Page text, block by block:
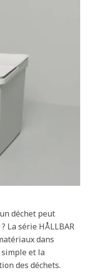
déchet peut
La série HÅLLBAR
dans
et la
des déchets.